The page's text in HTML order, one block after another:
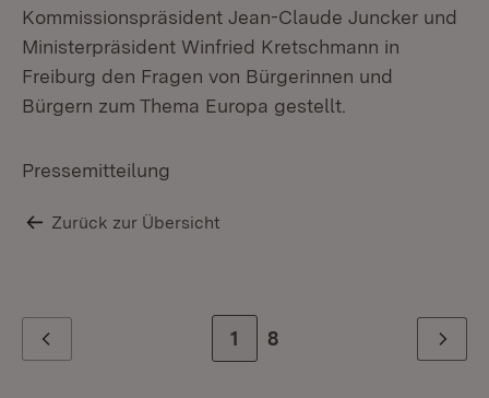
Kommissionspräsident Jean-Claude Juncker und
Ministerpräsident Winfried Kretschmann in
Freiburg den Fragen von Bürgerinnen und
Bürgern zum Thema Europa gestellt.
Pressemitteilung
Zurück zur Übersicht
Zur Seite
1 Zur letzten Seite
8 Weiter